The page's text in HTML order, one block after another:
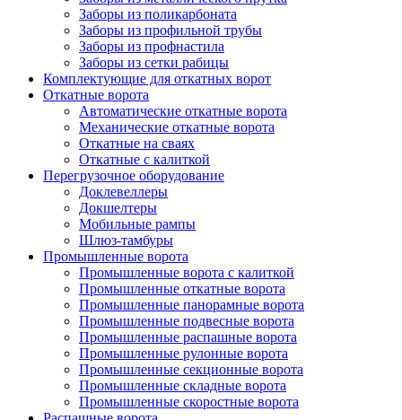
Заборы из поликарбоната
Заборы из профильной трубы
Заборы из профнастила
Заборы из сетки рабицы
Комплектующие для откатных ворот
Откатные ворота
Автоматические откатные ворота
Механические откатные ворота
Откатные на сваях
Откатные с калиткой
Перегрузочное оборудование
Доклевеллеры
Докшелтеры
Мобильные рампы
Шлюз-тамбуры
Промышленные ворота
Промышленные ворота с калиткой
Промышленные откатные ворота
Промышленные панорамные ворота
Промышленные подвесные ворота
Промышленные распашные ворота
Промышленные рулонные ворота
Промышленные секционные ворота
Промышленные складные ворота
Промышленные скоростные ворота